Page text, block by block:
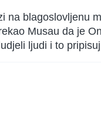
na blagoslovljenu
Musau da je
ljudi i to